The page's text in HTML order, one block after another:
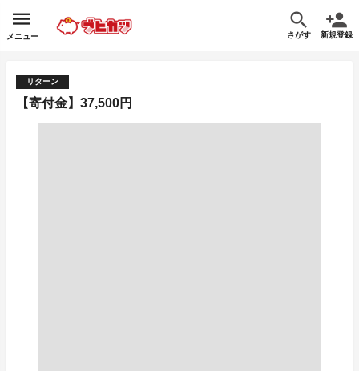
メニュー さがす 新規登録
リターン
【寄付金】37,500円